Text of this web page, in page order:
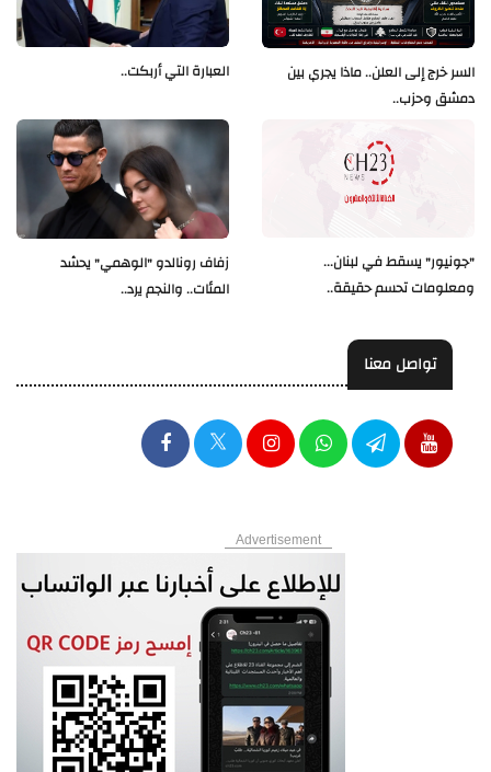
العبارة التي أربكت..
السر خرج إلى العلن.. ماذا يجري بين
دمشق وحزب..
زفاف رونالدو "الوهمي" يحشد
المئات.. والنجم يرد..
"جونيور" يسقط في لبنان...
ومعلومات تحسم حقيقة..
تواصل معنا
Advertisement